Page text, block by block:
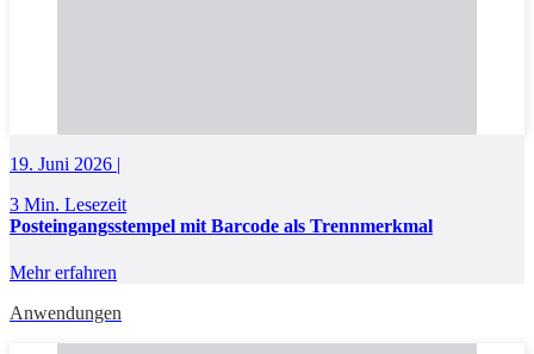
19. Juni 2026 |
3 Min. Lesezeit
Posteingangsstempel mit Barcode als Trennmerkmal
Mehr erfahren
Anwendungen